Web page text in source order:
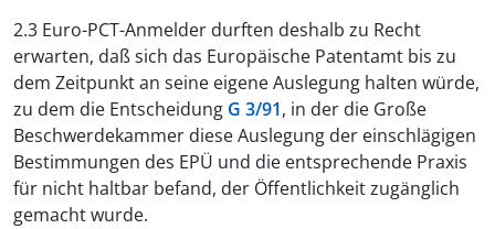
2.3 Euro-PCT-Anmelder durften deshalb zu Recht
erwarten, daß sich das Europäische Patentamt bis zu
dem Zeitpunkt an seine eigene Auslegung halten würde,
zu dem die Entscheidung G 3/91, in der die Große
Beschwerdekammer diese Auslegung der einschlägigen
Bestimmungen des EPÜ und die entsprechende Praxis
für nicht haltbar befand, der Öffentlichkeit zugänglich
gemacht wurde.